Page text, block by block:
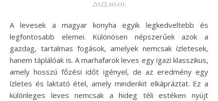
2025.10.01.
A levesek a magyar konyha egyik legkedveltebb és
legfontosabb elemei. Különösen népszerűek azok a
gazdag, tartalmas fogások, amelyek nemcsak ízletesek,
hanem táplálóak is. A marhafarok leves egy igazi klasszikus,
amely hosszú főzési időt igényel, de az eredmény egy
ízletes és laktató étel, amely mindenkit elkápráztat. Ez a
különleges leves nemcsak a hideg téli estéken nyújt